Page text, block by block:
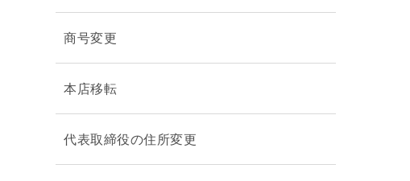
商号変更
本店移転
代表取締役の住所変更